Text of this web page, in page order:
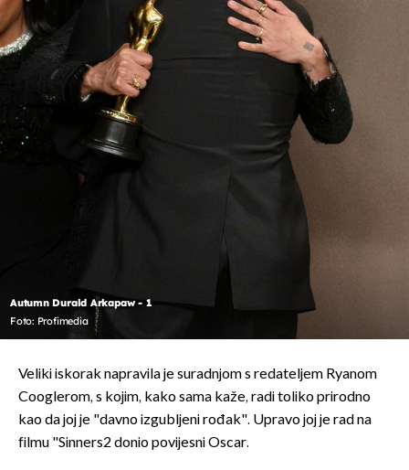
Autumn Durald Arkapaw - 1
Foto: Profimedia
Veliki iskorak napravila je suradnjom s redateljem Ryanom
Cooglerom, s kojim, kako sama kaže, radi toliko prirodno
kao da joj je "davno izgubljeni rođak". Upravo joj je rad na
filmu "Sinners2 donio povijesni Oscar.